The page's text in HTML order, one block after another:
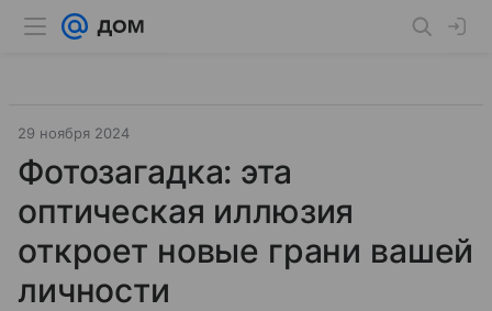
29 ноября 2024
Фотозагадка: эта
оптическая иллюзия
откроет новые грани вашей
личности